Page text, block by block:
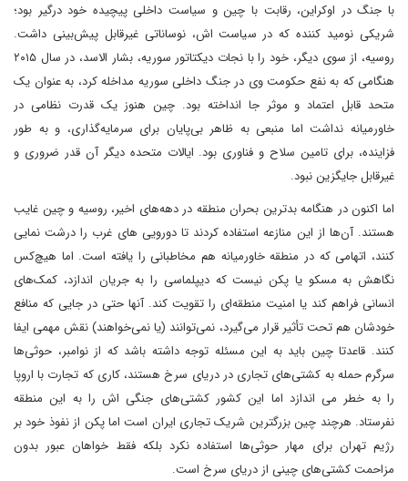
با جنگ در اوکراین، رقابت با چین و سیاست داخلی پیچیده خود درگیر بود؛
شریکی نومید کننده که در سیاست اش، نوساناتی غیرقابل پیش‌بینی داشت.
روسیه، از سوی دیگر، خود را با نجات دیکتاتور سوریه، بشار الاسد، در سال ۲۰۱۵
هنگامی که به نفع حکومت وی در جنگ داخلی سوریه مداخله کرد، به عنوان یک
متحد قابل اعتماد و موثر جا انداخته بود. چین هنوز یک قدرت نظامی در
خاورمیانه نداشت اما منبعی به ظاهر بی‌پایان برای سرمایه‌گذاری، و به طور
فزاینده، برای تامین سلاح و فناوری بود. ایالات متحده دیگر آن قدر ضروری و
غیرقابل جایگزین نبود.
اما اکنون در هنگامه بدترین بحران منطقه در دهه‌های اخیر، روسیه و چین غایب
هستند. آن‌ها از این منازعه استفاده کردند تا دورویی های غرب را درشت نمایی
کنند، اتهامی که در منطقه خاورمیانه هم مخاطبانی را یافته است. اما هیچ‌کس
نگاهش به مسکو یا پکن نیست که دیپلماسی را به جریان اندازد، کمک‌های
انسانی فراهم کند یا امنیت منطقه‌ای را تقویت کند. آنها حتی در جایی که منافع
خودشان هم تحت تأثیر قرار می‌گیرد، نمی‌توانند (یا نمی‌خواهند) نقش مهمی ایفا
کنند. قاعدتا چین باید به این مسئله توجه داشته باشد که از نوامبر، حوثی‌ها
سرگرم حمله به کشتی‌های تجاری در دریای سرخ هستند، کاری که تجارت با اروپا
را به خطر می اندازد اما این کشور کشتی‌های جنگی اش را به این منطقه
نفرستاد. هرچند چین بزرگترین شریک تجاری ایران است اما پکن از نفوذ خود بر
رژیم تهران برای مهار حوثی‌ها استفاده نکرد بلکه فقط خواهان عبور بدون
مزاحمت کشتی‌های چینی از دریای سرخ است.